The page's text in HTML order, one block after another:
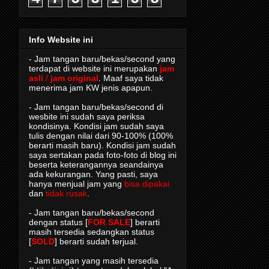
Info Website ini
- Jam tangan baru/bekas/second yang
terdapat di website ini merupakan jam
asli / jam original . Maaf saya tidak
menerima jam KW jenis apapun.
- Jam tangan baru/bekas/second di
wesbite ini sudah saya periksa
kondisinya. Kondisi jam sudah saya
tulis dengan nilai dari 90-100% (100%
berarti masih baru). Kondisi jam sudah
saya sertakan pada foto-foto di blog ini
beserta keterangannya seandainya
ada kekurangan. Yang pasti, saya
hanya menjual jam yang bisa dipakai
dan tidak rusak
- Jam tangan baru/bekas/second
dengan status [FOR SALE] berarti
masih tersedia sedangkan status
[SOLD] berarti sudah terjual.
- Jam tangan yang masih tersedia